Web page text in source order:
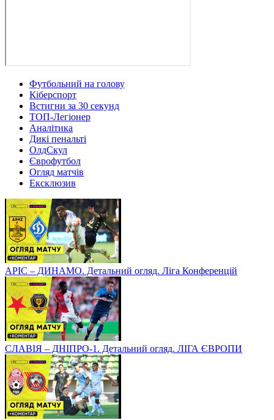
Футбольний на голову
Кіберспорт
Встигни за 30 секунд
ТОП-Легіонер
Аналітика
Дикі пенальті
ОлдСкул
Єврофутбол
Огляд матчів
Ексклюзив
АРІС – ДИНАМО. Детальний огляд. Ліга Конференцій
СЛАВІЯ – ДНІПРО-1. Детальний огляд. ЛІГА ЄВРОПИ